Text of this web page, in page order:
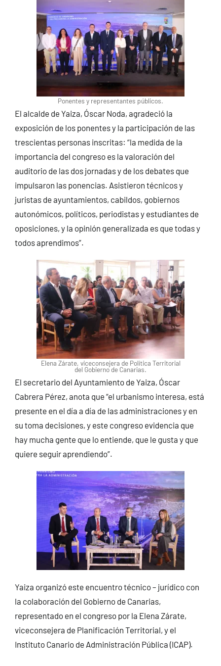
Ponentes y representantes públicos.
El alcalde de Yaiza, Óscar Noda, agradeció la
exposición de los ponentes y la participación de las
trescientas personas inscritas: “la medida de la
importancia del congreso es la valoración del
auditorio de las dos jornadas y de los debates que
impulsaron las ponencias. Asistieron técnicos y
juristas de ayuntamientos, cabildos, gobiernos
autonómicos, políticos, periodistas y estudiantes de
oposiciones, y la opinión generalizada es que todas y
todos aprendimos”.
Elena Zárate, viceconsejera de Política Territorial
del Gobierno de Canarias.
El secretario del Ayuntamiento de Yaiza, Óscar
Cabrera Pérez, anota que “el urbanismo interesa, está
presente en el día a día de las administraciones y en
su toma decisiones, y este congreso evidencia que
hay mucha gente que lo entiende, que le gusta y que
quiere seguir aprendiendo”.
Yaiza organizó este encuentro técnico – jurídico con
la colaboración del Gobierno de Canarias,
representado en el congreso por la Elena Zárate,
viceconsejera de Planificación Territorial, y el
Instituto Canario de Administración Pública (ICAP).